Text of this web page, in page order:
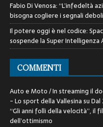
Fabio Di Venosa: “L’infedeltà
bisogna cogliere i segnali
Il potere oggi è nel codice:
sospende la Super Intelligenza
COMMENTI
Auto e Moto / In streaming il
- Lo sport della VallesinasuDal
“Gli anni folli della velocità”, il
dell’ottimismo